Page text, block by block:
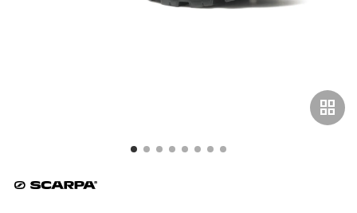
grid_view